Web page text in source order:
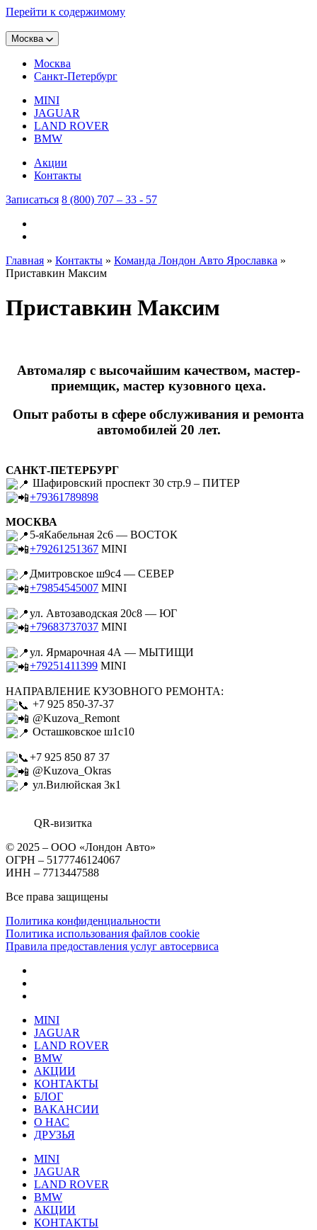
Перейти к содержимому
Москва
Москва
Санкт-Петербург
MINI
JAGUAR
LAND ROVER
BMW
Акции
Контакты
Записаться 8 (800) 707 – 33 - 57
Главная » Контакты » Команда Лондон Авто Ярославка »
Приставкин Максим
Приставкин Максим
Автомаляр с высочайшим качеством, мастер-
приемщик, мастер кузовного цеха.
Опыт работы в сфере обслуживания и ремонта
автомобилей 20 лет.
САНКТ-ПЕТЕРБУРГ
Шафировский проспект 30 стр.9 – ПИТЕР
+79361789898
МОСКВА
5-яКабельная 2с6 — ВОСТОК
+79261251367 MINI
Дмитровское ш9с4 — СЕВЕР
+79854545007 MINI
ул. Автозаводская 20с8 — ЮГ
+79683737037 MINI
ул. Ярмарочная 4А — МЫТИЩИ
+79251411399 MINI
НАПРАВЛЕНИЕ КУЗОВНОГО РЕМОНТА:
+7 925 850-37-37
@Kuzova_Remont
Осташковское ш1с10
+7 925 850 87 37
@Kuzova_Okras
ул.Вилюйская 3к1
QR-визитка
© 2025 – ООО «Лондон Авто»
ОГРН – 5177746124067
ИНН – 7713447588
Все права защищены
Политика конфиденциальности
Политика использования файлов cookie
Правила предоставления услуг автосервиса
MINI
JAGUAR
LAND ROVER
BMW
АКЦИИ
КОНТАКТЫ
БЛОГ
ВАКАНСИИ
О НАС
ДРУЗЬЯ
MINI
JAGUAR
LAND ROVER
BMW
АКЦИИ
КОНТАКТЫ